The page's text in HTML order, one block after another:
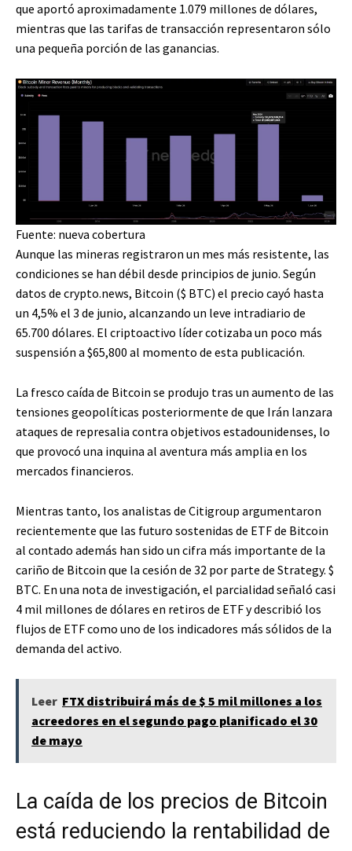
que aportó aproximadamente 1.079 millones de dólares,
mientras que las tarifas de transacción representaron sólo
una pequeña porción de las ganancias.
Fuente: nueva cobertura
Aunque las mineras registraron un mes más resistente, las
condiciones se han débil desde principios de junio. Según
datos de crypto.news, Bitcoin ($ BTC) el precio cayó hasta
un 4,5% el 3 de junio, alcanzando un leve intradiario de
65.700 dólares. El criptoactivo líder cotizaba un poco más
suspensión a $65,800 al momento de esta publicación.
La fresco caída de Bitcoin se produjo tras un aumento de las
tensiones geopolíticas posteriormente de que Irán lanzara
ataques de represalia contra objetivos estadounidenses, lo
que provocó una inquina al aventura más amplia en los
mercados financieros.
Mientras tanto, los analistas de Citigroup argumentaron
recientemente que las futuro sostenidas de ETF de Bitcoin
al contado además han sido un cifra más importante de la
cariño de Bitcoin que la cesión de 32 por parte de Strategy. $
BTC. En una nota de investigación, el parcialidad señaló casi
4 mil millones de dólares en retiros de ETF y describió los
flujos de ETF como uno de los indicadores más sólidos de la
demanda del activo.
Leer FTX distribuirá más de $ 5 mil millones a los
acreedores en el segundo pago planificado el 30
de mayo
La caída de los precios de Bitcoin
está reduciendo la rentabilidad de